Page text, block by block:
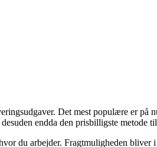
Det mest populære er
endda den prisbilligste
du arbejder. Fragtmuligheden